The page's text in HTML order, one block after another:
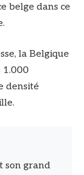
belge dans ce
la Belgique
1.000
densité
son grand